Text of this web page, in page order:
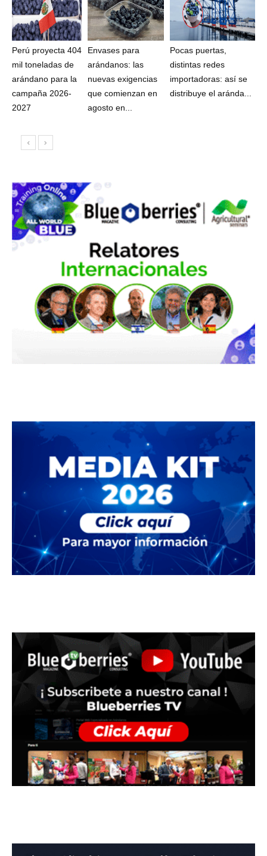
Perú proyecta 404
mil toneladas de
arándano para la
campaña 2026-
2027
Envases para
arándanos: las
nuevas exigencias
que comienzan en
agosto en...
Pocas puertas,
distintas redes
importadoras: así se
distribuye el aránda...